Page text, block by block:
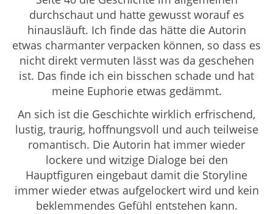
durchschaut und hatte gewusst worauf es
hinausläuft. Ich finde das hätte die Autorin
etwas charmanter verpacken können, so dass es
nicht direkt vermuten lässt was da geschehen
ist. Das finde ich ein bisschen schade und hat
meine Euphorie etwas gedämmt.
An sich ist die Geschichte wirklich erfrischend,
lustig, traurig, hoffnungsvoll und auch teilweise
romantisch. Die Autorin hat immer wieder
lockere und witzige Dialoge bei den
Hauptfiguren eingebaut damit die Storyline
immer wieder etwas aufgelockert wird und kein
beklemmendes Gefühl entstehen kann.